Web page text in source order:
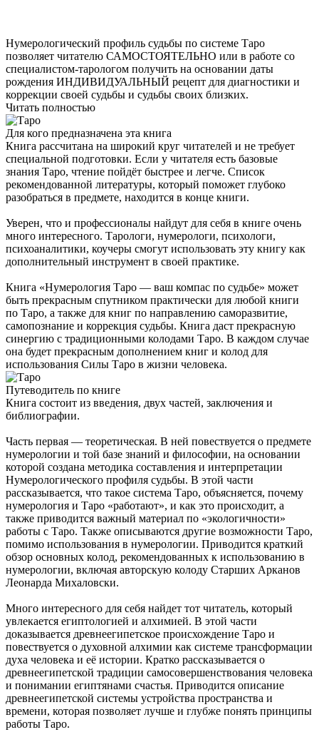
Нумерологический профиль судьбы по системе Таро
позволяет читателю САМОСТОЯТЕЛЬНО или в работе со
специалистом-тарологом получить на основании даты
рождения ИНДИВИДУАЛЬНЫЙ рецепт для диагностики и
коррекции своей судьбы и судьбы своих близких.
Читать полностью
Для кого предназначена эта книга
Книга рассчитана на широкий круг читателей и не требует
специальной подготовки. Если у читателя есть базовые
знания Таро, чтение пойдёт быстрее и легче. Список
рекомендованной литературы, который поможет глубоко
разобраться в предмете, находится в конце книги.
Уверен, что и профессионалы найдут для себя в книге очень
много интересного. Тарологи, нумерологи, психологи,
психоаналитики, коучеры смогут использовать эту книгу как
дополнительный инструмент в своей практике.
Книга «Нумерология Таро — ваш компас по судьбе» может
быть прекрасным спутником практически для любой книги
по Таро, а также для книг по направлению саморазвитие,
самопознание и коррекция судьбы. Книга даст прекрасную
синергию с традиционными колодами Таро. В каждом случае
она будет прекрасным дополнением книг и колод для
использования Силы Таро в жизни человека.
Путеводитель по книге
Книга состоит из введения, двух частей, заключения и
библиографии.
Часть первая — теоретическая. В ней повествуется о предмете
нумерологии и той базе знаний и философии, на основании
которой создана методика составления и интерпретации
Нумерологического профиля судьбы. В этой части
рассказывается, что такое система Таро, объясняется, почему
нумерология и Таро «работают», и как это происходит, а
также приводится важный материал по «экологичности»
работы с Таро. Также описываются другие возможности Таро,
помимо использования в нумерологии. Приводится краткий
обзор основных колод, рекомендованных к использованию в
нумерологии, включая авторскую колоду Старших Арканов
Леонарда Михаловски.
Много интересного для себя найдет тот читатель, который
увлекается египтологией и алхимией. В этой части
доказывается древнеегипетское происхождение Таро и
повествуется о духовной алхимии как системе трансформации
духа человека и её истории. Кратко рассказывается о
древнеегипетской традиции самосовершенствования человека
и понимании египтянами счастья. Приводится описание
древнеегипетской системы устройства пространства и
времени, которая позволяет лучше и глубже понять принципы
работы Таро.